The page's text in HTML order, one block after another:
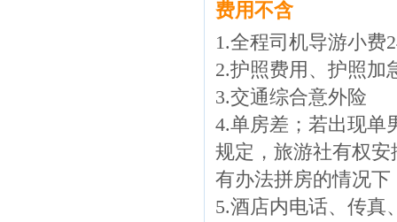
费用不含
1.全程司机导游小费
2.护照费用、护照加
3.交通综合意外险
4.单房差；若出现单
规定，旅游社有权
有办法拼房的情况
5.酒店内电话、传真